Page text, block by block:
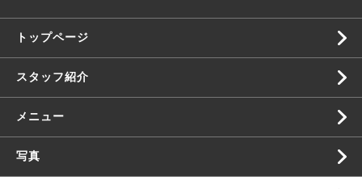
トップページ
スタッフ紹介
メニュー
写真